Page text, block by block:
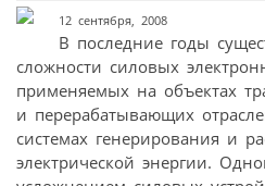
12 сентября, 2008
В последние годы
сложности силовых
применяемых на объектах
и перерабатывающих
системах генерирования и
электрической энергии.